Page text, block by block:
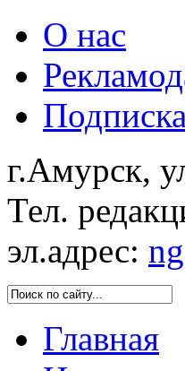
О нас
Подписка
г.Амурск,
Тел.
эл.адрес:
Главная